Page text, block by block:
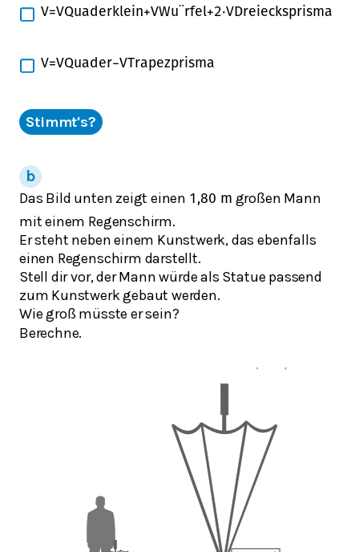
V=VQuad erklein+VWu rfel+2⋅VDreiecksprisma
V=VQuad er−VTrapezprisma
Stimmt's?
Das Bild unten zeigt einen 1,80 m großen Mann
mit einem Regenschirm.
Er steht neben einem Kunstwerk, das ebenfalls
einen Regenschirm darstellt.
Stell dir vor, der Mann würde als Statue passend
zum Kunstwerk gebaut werden.
Wie groß müsste er sein?
Berechne.